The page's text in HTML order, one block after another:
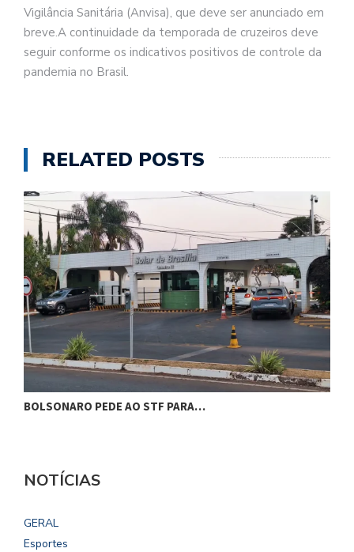
Vigilância Sanitária (Anvisa), que deve ser anunciado em
breve.A continuidade da temporada de cruzeiros deve
seguir conforme os indicativos positivos de controle da
pandemia no Brasil.
RELATED POSTS
BOLSONARO PEDE AO STF PARA…
NOTÍCIAS
GERAL
Esportes